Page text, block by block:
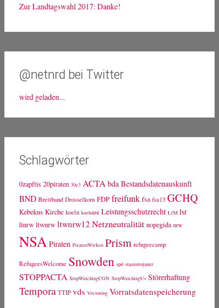
Zur Landtagswahl 2017: Danke!
@netnrd bei Twitter
wird geladen...
Schlagwörter
0zapftis 20piraten 30c3 ACTA bda Bestandsdatenauskunft
BND Breitband Drosselkom FDP freifunk fsa fsa13 GCHQ
Kebekus Kirche koeln koelnhbf Leistungsschutzrecht LfM lsr
ltnrw ltwnrw ltwnrw12 Netzneutralität nopegida nrw
NSA Piraten PiratenWirken Prism refugeecamp
RefugeesWelcome Snowden spd staatstrojaner
STOPPACTA StopWatchingCGN StopWatchingUs Störerhaftung
Tempora TTIP vds Vectoring Vorratsdatenspeicherung